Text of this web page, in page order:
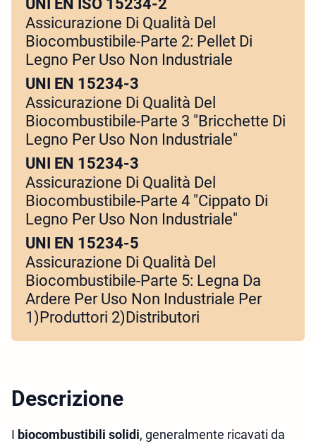
UNI EN ISO 15234-2
Assicurazione Di Qualità Del
Biocombustibile-Parte 2: Pellet Di
Legno Per Uso Non Industriale
UNI EN 15234-3
Assicurazione Di Qualità Del
Biocombustibile-Parte 3 "Bricchette Di
Legno Per Uso Non Industriale"
UNI EN 15234-3
Assicurazione Di Qualità Del
Biocombustibile-Parte 4 "Cippato Di
Legno Per Uso Non Industriale"
UNI EN 15234-5
Assicurazione Di Qualità Del
Biocombustibile-Parte 5: Legna Da
Ardere Per Uso Non Industriale Per
1)Produttori 2)Distributori
Descrizione
I biocombustibili solidi, generalmente ricavati da